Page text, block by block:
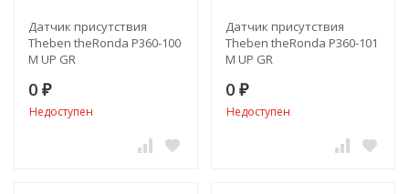
Датчик присутствия
Theben theRonda P360-100
M UP GR
0 ₽
Недоступен
Датчик присутствия
Theben theRonda P360-101
M UP GR
0 ₽
Недоступен